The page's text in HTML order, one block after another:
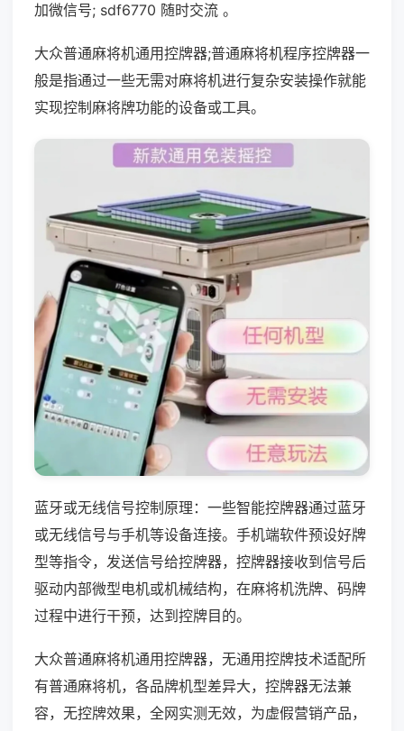
加微信号; sdf6770 随时交流 。
大众普通麻将机通用控牌器;普通麻将机程序控牌器一
般是指通过一些无需对麻将机进行复杂安装操作就能
实现控制麻将牌功能的设备或工具。
蓝牙或无线信号控制原理：一些智能控牌器通过蓝牙
或无线信号与手机等设备连接。手机端软件预设好牌
型等指令，发送信号给控牌器，控牌器接收到信号后
驱动内部微型电机或机械结构，在麻将机洗牌、码牌
过程中进行干预，达到控牌目的。
大众普通麻将机通用控牌器，无通用控牌技术适配所
有普通麻将机，各品牌机型差异大，控牌器无法兼
容，无控牌效果，全网实测无效，为虚假营销产品，